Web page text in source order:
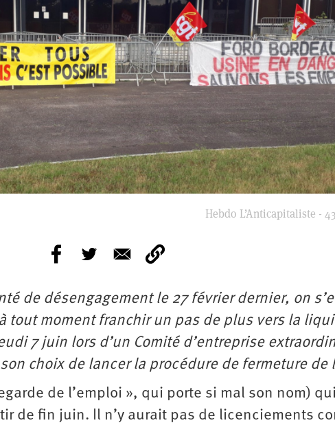
Hebdo L’Anticapitaliste -
de désengagement le 27 février dernier, on
tout moment franchir un pas de plus vers la
7 juin lors d’un Comité d’entreprise
choix de lancer la procédure de fermeture de
de l’emploi », qui porte si mal son nom)
de fin juin. Il n’y aurait pas de licenciements